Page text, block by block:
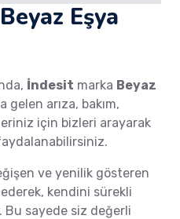
Eşya
İndesit marka Beyaz
gelen arıza, bakım,
için bizleri arayarak
ve yenilik gösteren
kendini sürekli
Bu sayede siz değerli